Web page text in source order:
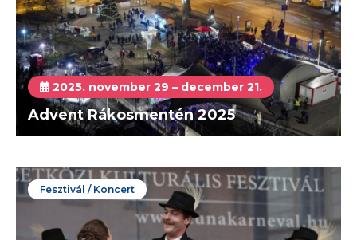
2025. november 29 – december 21.
Advent Rákosmentén 2025
Fesztivál / Koncert